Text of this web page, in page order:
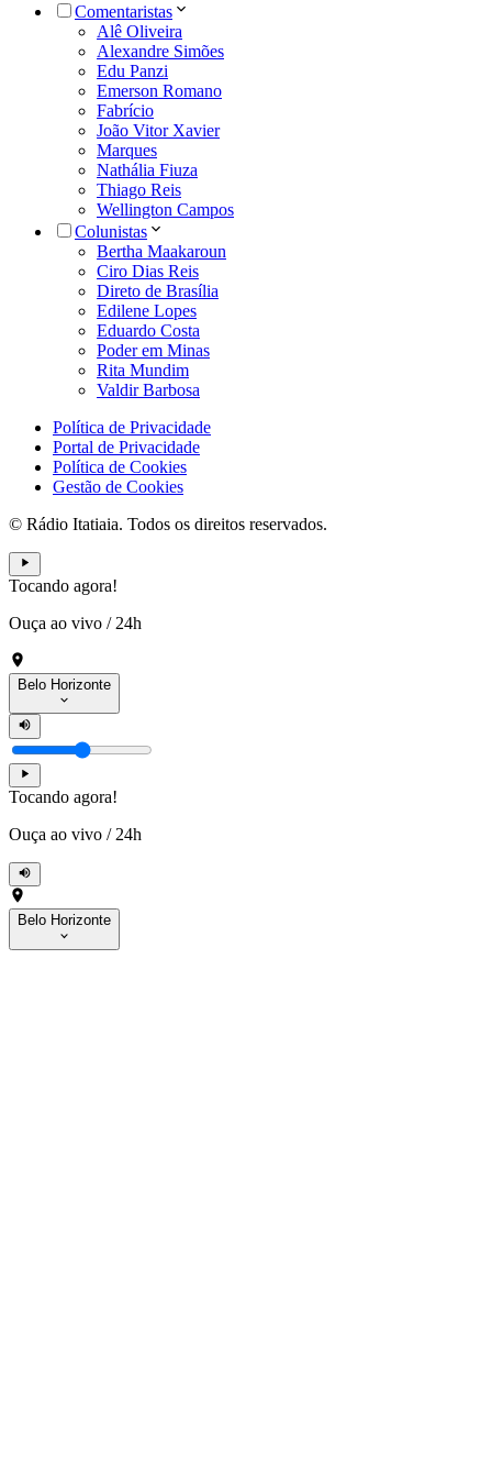
Comentaristas
Alê Oliveira
Alexandre Simões
Edu Panzi
Emerson Romano
Fabrício
João Vitor Xavier
Marques
Nathália Fiuza
Thiago Reis
Wellington Campos
Colunistas
Bertha Maakaroun
Ciro Dias Reis
Direto de Brasília
Edilene Lopes
Eduardo Costa
Poder em Minas
Rita Mundim
Valdir Barbosa
Política de Privacidade
Portal de Privacidade
Política de Cookies
Gestão de Cookies
© Rádio Itatiaia. Todos os direitos reservados.
Tocando agora!
Ouça ao vivo / 24h
Belo Horizonte
Tocando agora!
Ouça ao vivo / 24h
Belo Horizonte